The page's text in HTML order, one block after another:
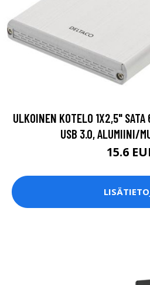
ULKOINEN KOTELO 1X2,5"
USB 3.0, ALUMIINI/
15.6